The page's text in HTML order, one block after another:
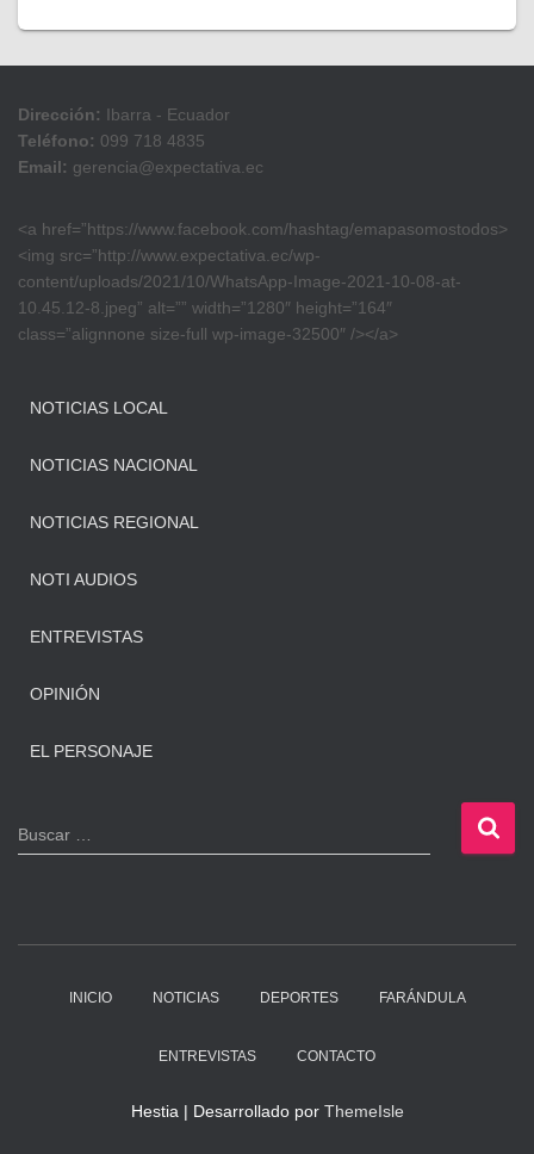
Dirección: Ibarra - Ecuador
Teléfono: 099 718 4835
Email: gerencia@expectativa.ec
<a href=”https://www.facebook.com/hashtag/emapasomostodos>
<img src=”http://www.expectativa.ec/wp-
content/uploads/2021/10/WhatsApp-Image-2021-10-08-at-
10.45.12-8.jpeg” alt=”” width=”1280″ height=”164″
class=”alignnone size-full wp-image-32500″ /></a>
NOTICIAS LOCAL
NOTICIAS NACIONAL
NOTICIAS REGIONAL
NOTI AUDIOS
ENTREVISTAS
OPINIÓN
EL PERSONAJE
B
u
Buscar …
INICIO NOTICIAS DEPORTES FARÁNDULA
ENTREVISTAS CONTACTO
Hestia | Desarrollado por ThemeIsle